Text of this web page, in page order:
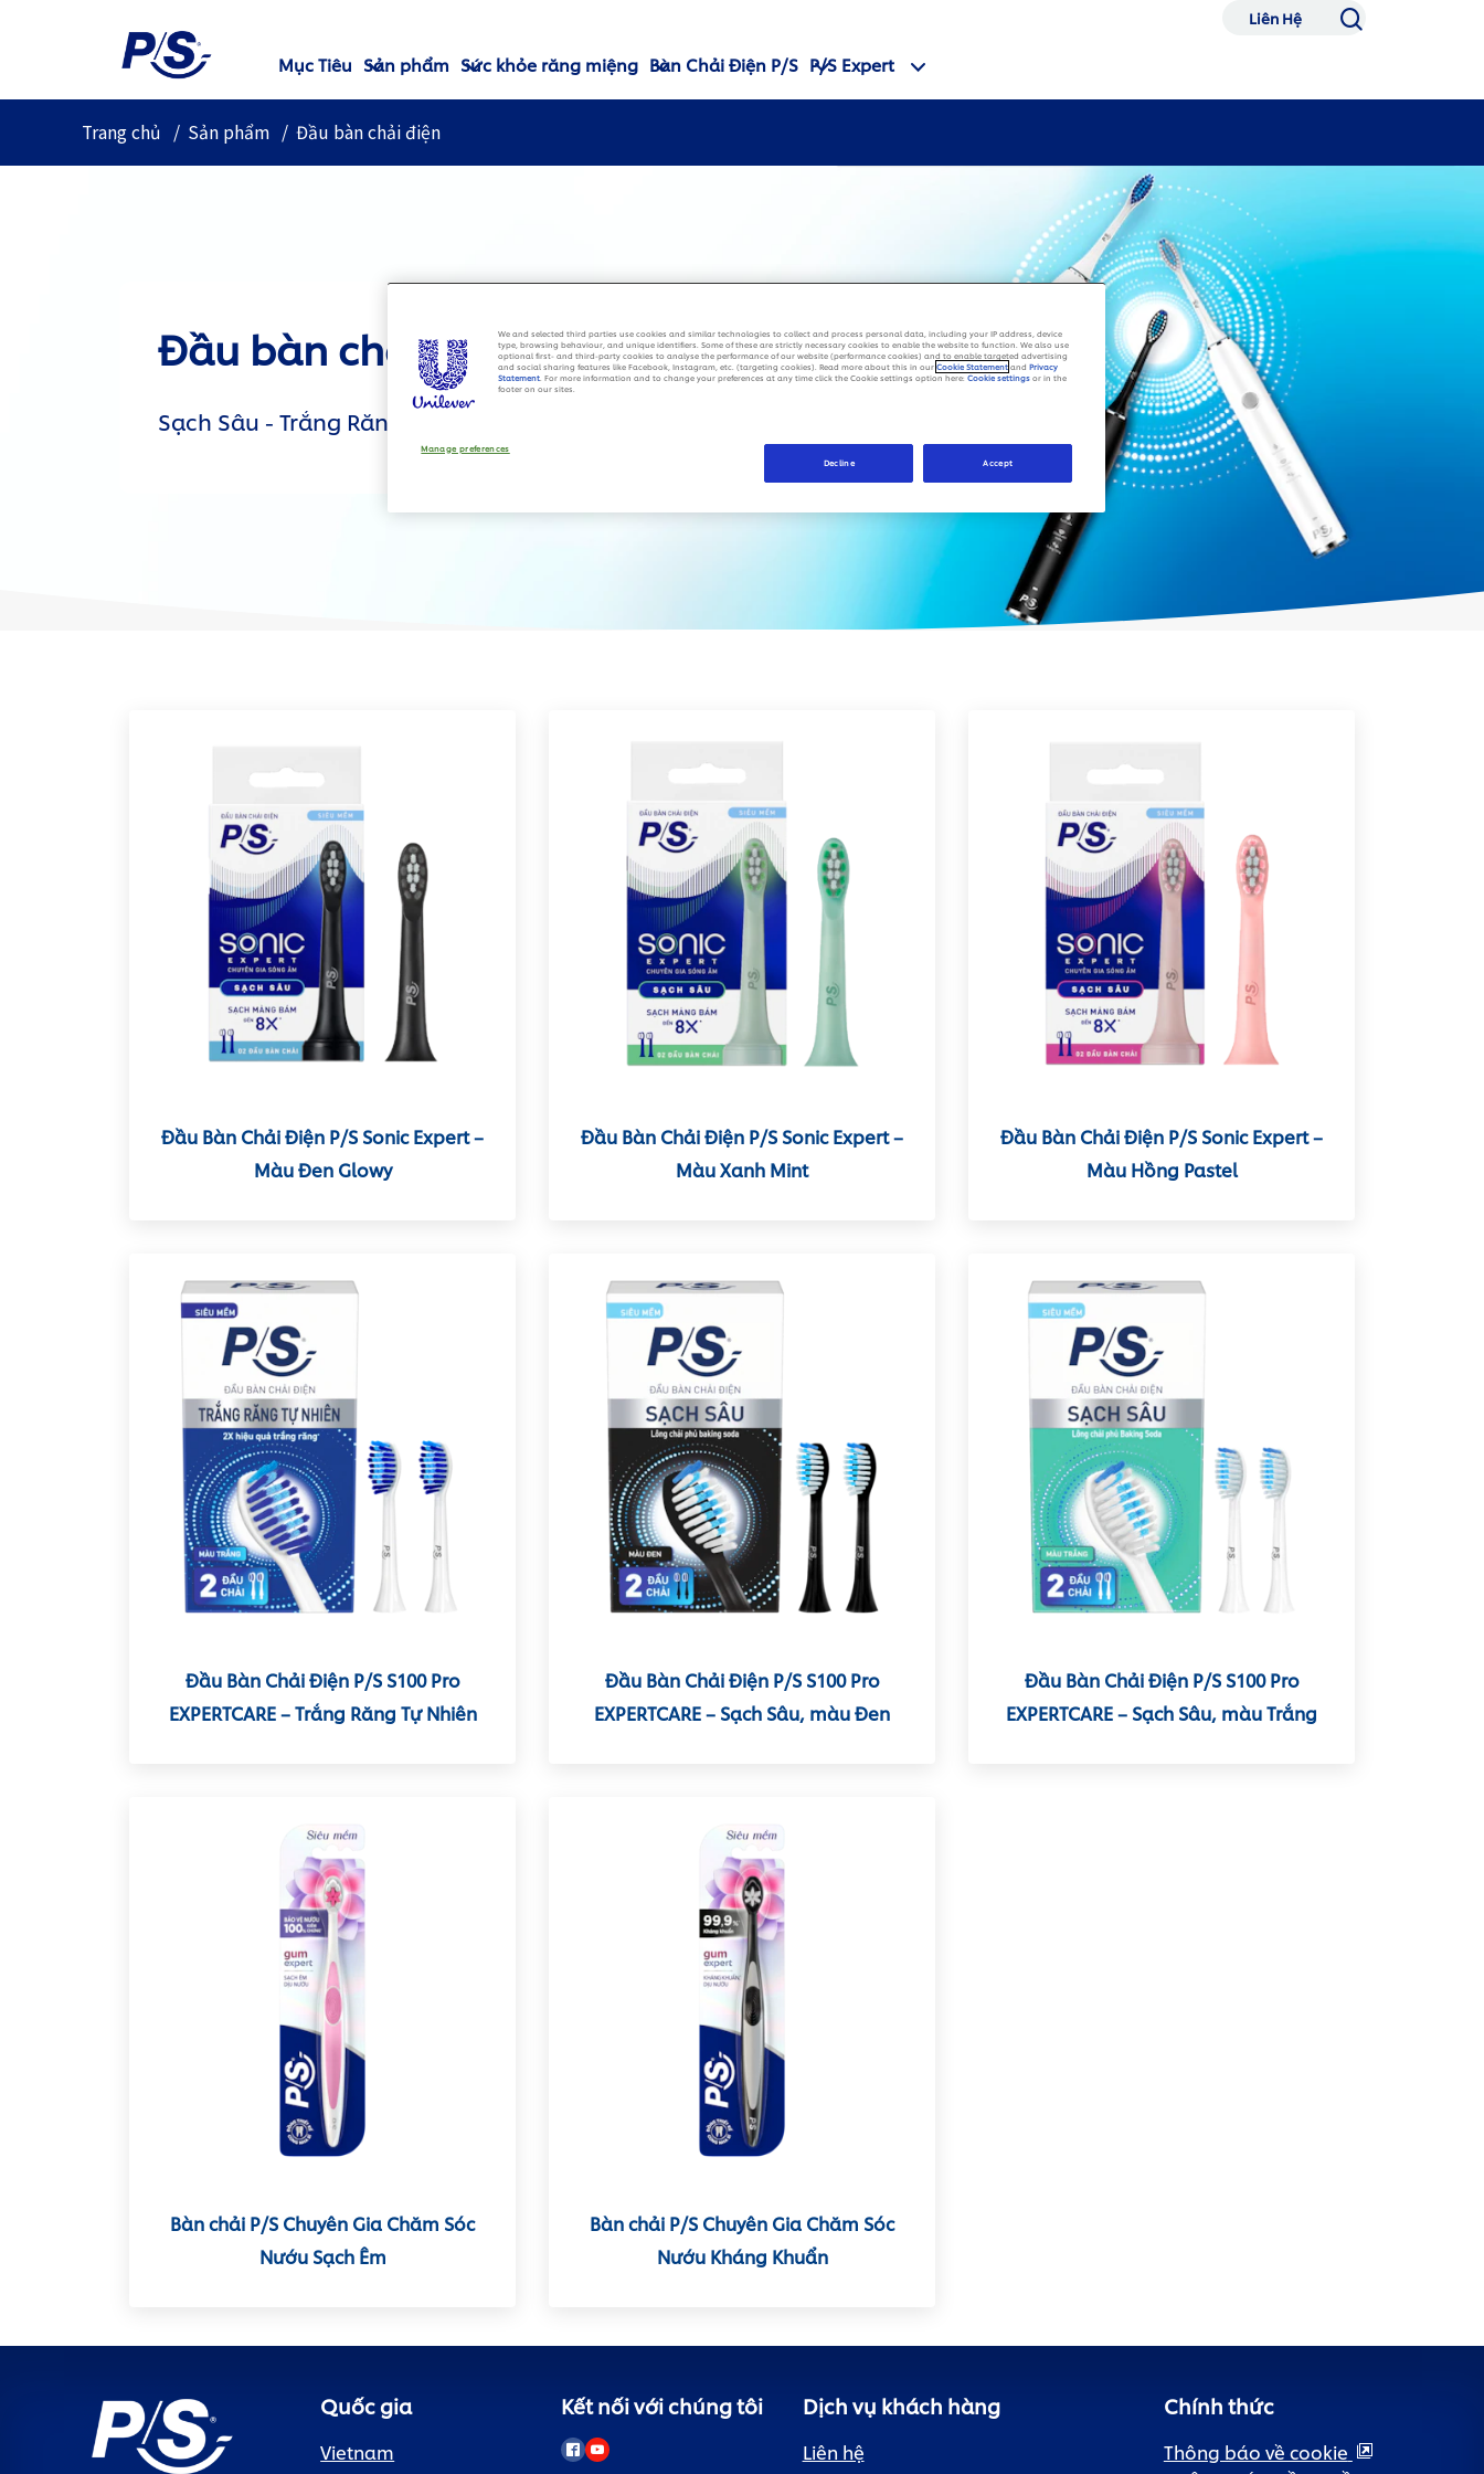
Liên Hệ
Mục Tiêu Sản phẩm Sức khỏe răng miệng Bàn Chải Điện P/S P/S Expert
Trang chủ Sản phẩm Đầu bàn chải điện
Đầu bàn chải điện
Sạch Sâu - Trắng Răng Tự Nhiên
Đầu Bàn Chải Điện P/S Sonic Expert –
Màu Đen Glowy
Đầu Bàn Chải Điện P/S Sonic Expert –
Màu Xanh Mint
Đầu Bàn Chải Điện P/S Sonic Expert –
Màu Hồng Pastel
Đầu Bàn Chải Điện P/S S100 Pro
EXPERTCARE – Trắng Răng Tự Nhiên
Đầu Bàn Chải Điện P/S S100 Pro
EXPERTCARE – Sạch Sâu, màu Đen
Đầu Bàn Chải Điện P/S S100 Pro
EXPERTCARE – Sạch Sâu, màu Trắng
Bàn chải P/S Chuyên Gia Chăm Sóc
Nướu Sạch Êm
Bàn chải P/S Chuyên Gia Chăm Sóc
Nướu Kháng Khuẩn
Kết nối với chúng tôi Dịch vụ khách hàng
Liên hệ
Chính thức
Thông báo về cookie
Quốc gia
Vietnam
We and selected third parties use cookies and similar technologies to collect and process personal data, including your IP address, device
type, browsing behaviour, and unique identifiers. Some of these are strictly necessary cookies to enable the website to function. We also use
optional first- and third-party cookies to analyse the performance of our website (performance cookies) and to enable targeted advertising
and social sharing features like Facebook, Instagram, etc. (targeting cookies). Read more about this in ourCookie Statement andPrivacy
Statement. For more information and to change your preferences at any time click the Cookie settings option here:Cookie settings or in the
footer on our sites.
Manage preferences
Decline
Accept